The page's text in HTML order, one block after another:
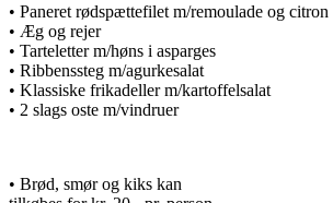
• Paneret rødspættefilet m/remoulade og citron
• Æg og rejer
• Tarteletter m/høns i asparges
• Ribbenssteg m/agurkesalat
• Klassiske frikadeller m/kartoffelsalat
• 2 slags oste m/vindruer
• Brød, smør og kiks kan